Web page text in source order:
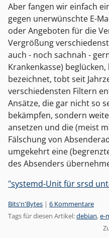
Aber fangen wir einfach
gegen unerwünschte E-
oder Angeboten für die
Vergrößung
auch - noch sachnah -
Krankenkasse)
bezeichnet, tobt seit
verschiedensten Filtern
Ansätze, die gar nicht so
bekämpfen, sondern
ansetzen und die (meist
Fälschung von
umgekehrt eine
des Absenders
"systemd-Unit für srsd
Kategorien:
Bits'n'Bytes | 6 Kommentare
Tags für diesen Artikel:debian,e-